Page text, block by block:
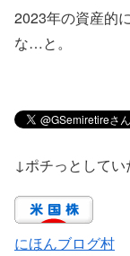
2023年の資産的
な…と。
↓ポチっとして
にほんブログ村